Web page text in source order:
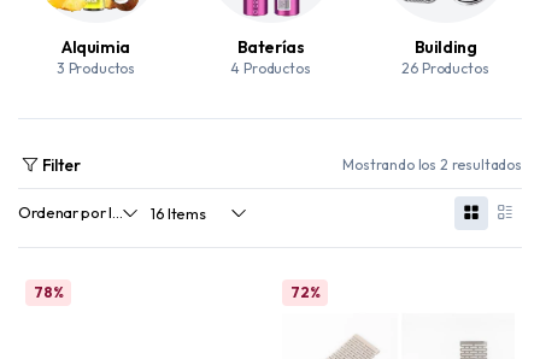
Alquimia
3 Productos
Baterías
4 Productos
Building
26 Productos
Filter Mostrando los 2 resultados
78% 72%